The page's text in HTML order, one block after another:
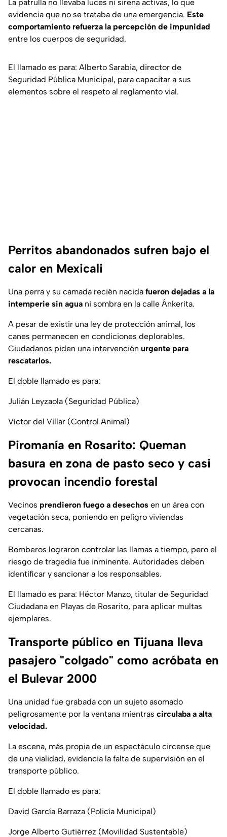
La patrulla no llevaba luces ni sirena activas, lo que
evidencia que no se trataba de una emergencia. Este
comportamiento refuerza la percepción de impunidad
entre los cuerpos de seguridad.
El llamado es para: Alberto Sarabia, director de
Seguridad Pública Municipal, para capacitar a sus
elementos sobre el respeto al reglamento vial.
Perritos abandonados sufren bajo el
calor en Mexicali
Una perra y su camada recién nacida fueron dejadas a la
intemperie sin agua ni sombra en la calle Ánkerita.
A pesar de existir una ley de protección animal, los
canes permanecen en condiciones deplorables.
Ciudadanos piden una intervención urgente para
rescatarlos.
El doble llamado es para:
Julián Leyzaola (Seguridad Pública)
Víctor del Villar (Control Animal)
Piromanía en Rosarito: Queman
basura en zona de pasto seco y casi
provocan incendio forestal
Vecinos prendieron fuego a desechos en un área con
vegetación seca, poniendo en peligro viviendas
cercanas.
Bomberos lograron controlar las llamas a tiempo, pero el
riesgo de tragedia fue inminente. Autoridades deben
identificar y sancionar a los responsables.
El llamado es para: Héctor Manzo, titular de Seguridad
Ciudadana en Playas de Rosarito, para aplicar multas
ejemplares.
Transporte público en Tijuana lleva
pasajero "colgado" como acróbata en
el Bulevar 2000
Una unidad fue grabada con un sujeto asomado
peligrosamente por la ventana mientras circulaba a alta
velocidad.
La escena, más propia de un espectáculo circense que
de una vialidad, evidencia la falta de supervisión en el
transporte público.
El doble llamado es para:
David García Barraza (Policía Municipal)
Jorge Alberto Gutiérrez (Movilidad Sustentable)